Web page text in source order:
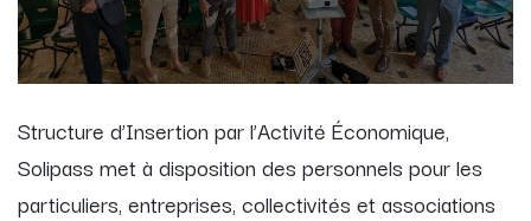
Structure d’Insertion par l’Activité Économique,
Solipass met à disposition des personnels pour les
particuliers, entreprises, collectivités et associations